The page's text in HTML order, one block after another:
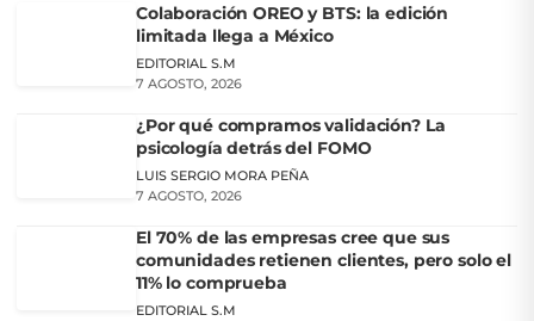
Colaboración OREO y BTS: la edición
limitada llega a México
EDITORIAL S.M
7 AGOSTO, 2026
¿Por qué compramos validación? La
psicología detrás del FOMO
LUIS SERGIO MORA PEÑA
7 AGOSTO, 2026
El 70% de las empresas cree que sus
comunidades retienen clientes, pero solo el
11% lo comprueba
EDITORIAL S.M